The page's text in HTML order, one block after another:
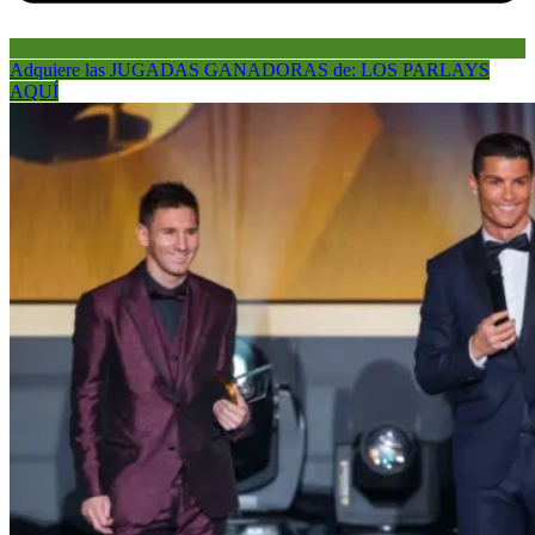
Adquiere las JUGADAS GANADORAS de: LOS PARLAYS
AQUÍ